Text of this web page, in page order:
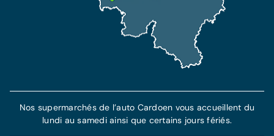
En savoir plus
Nos supermarchés de l’auto Cardoen vous accueillent du
lundi au samedi ainsi que certains jours fériés.